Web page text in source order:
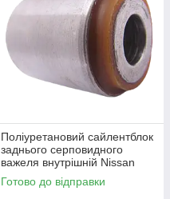
Поліуретановий сайлентблок
заднього серповидного
важеля внутрішній Nissan
Silvia 1999-2002
Готово до відправки